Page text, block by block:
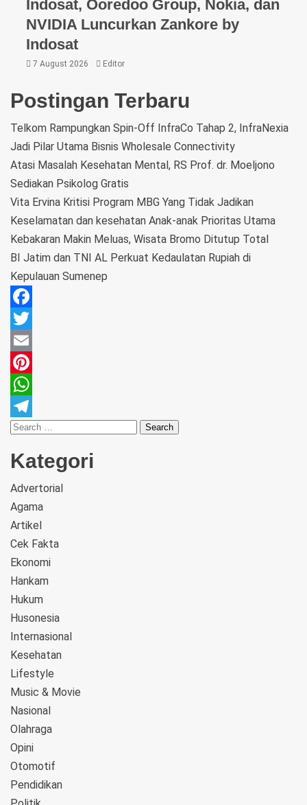
Indosat, Ooredoo Group, Nokia, dan
NVIDIA Luncurkan Zankore by
Indosat
7 August 2026 Editor
Postingan Terbaru
Telkom Rampungkan Spin-Off InfraCo Tahap 2, InfraNexia
Jadi Pilar Utama Bisnis Wholesale Connectivity
Atasi Masalah Kesehatan Mental, RS Prof. dr. Moeljono
Sediakan Psikolog Gratis
Vita Ervina Kritisi Program MBG Yang Tidak Jadikan
Keselamatan dan kesehatan Anak-anak Prioritas Utama
Kebakaran Makin Meluas, Wisata Bromo Ditutup Total
BI Jatim dan TNI AL Perkuat Kedaulatan Rupiah di
Kepulauan Sumenep
Facebook
Twitter
Email
Pinterest
WhatsApp
Telegram
Kategori
Advertorial
Agama
Artikel
Cek Fakta
Ekonomi
Hankam
Hukum
Husonesia
Internasional
Kesehatan
Lifestyle
Music & Movie
Nasional
Olahraga
Opini
Otomotif
Pendidikan